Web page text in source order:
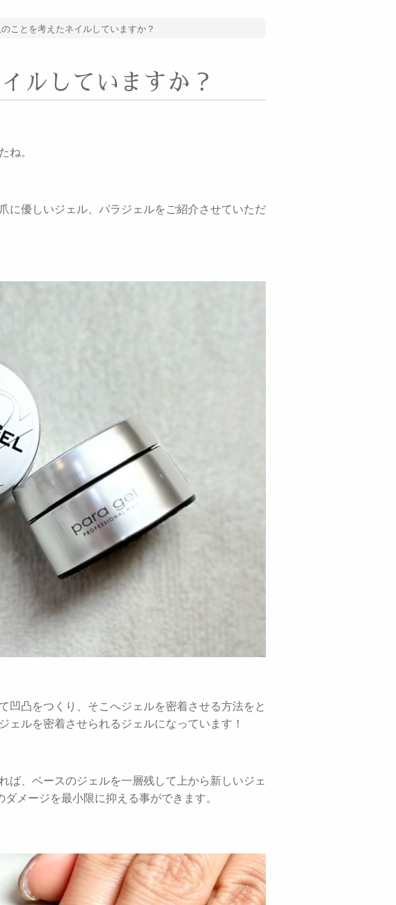
ことを考えたネイルしていますか？
ルしていますか？
。
に優しいジェル、パラジェルをご紹介させていただ
凹凸をつくり、そこへジェルを密着させる方法をと
ルを密着させられるジェルになっています！
ば、ベースのジェルを一層残して上から新しいジェ
メージを最小限に抑える事ができます。